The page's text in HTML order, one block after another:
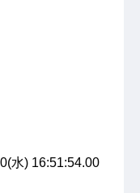
水) 16:51:54.00